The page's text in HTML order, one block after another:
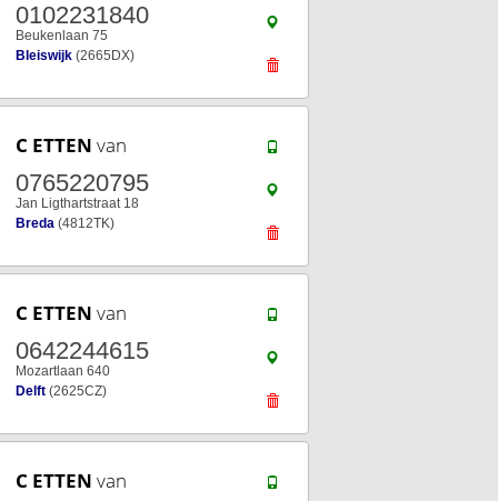
0102231840
Beukenlaan 75
Bleiswijk (2665DX)
C ETTEN van
0765220795
Jan Ligthartstraat 18
Breda (4812TK)
C ETTEN van
0642244615
Mozartlaan 640
Delft (2625CZ)
C ETTEN van